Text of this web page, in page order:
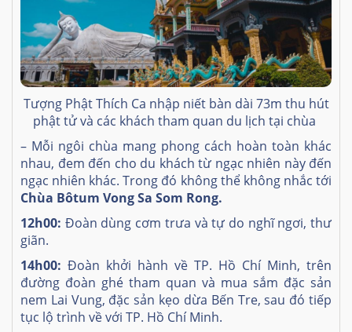
Tượng Phật Thích Ca nhập niết bàn dài 73m thu hút
phật tử và các khách tham quan du lịch tại chùa
– Mỗi ngôi chùa mang phong cách hoàn toàn khác
nhau, đem đến cho du khách từ ngạc nhiên này đến
ngạc nhiên khác. Trong đó không thể không nhắc tới
Chùa Bôtum Vong Sa Som Rong.
12h00: Đoàn dùng cơm trưa và tự do nghĩ ngơi, thư
giãn.
14h00: Đoàn khởi hành về TP. Hồ Chí Minh, trên
đường đoàn ghé tham quan và mua sắm đặc sản
nem Lai Vung, đặc sản kẹo dừa Bến Tre, sau đó tiếp
tục lộ trình về với TP. Hồ Chí Minh.